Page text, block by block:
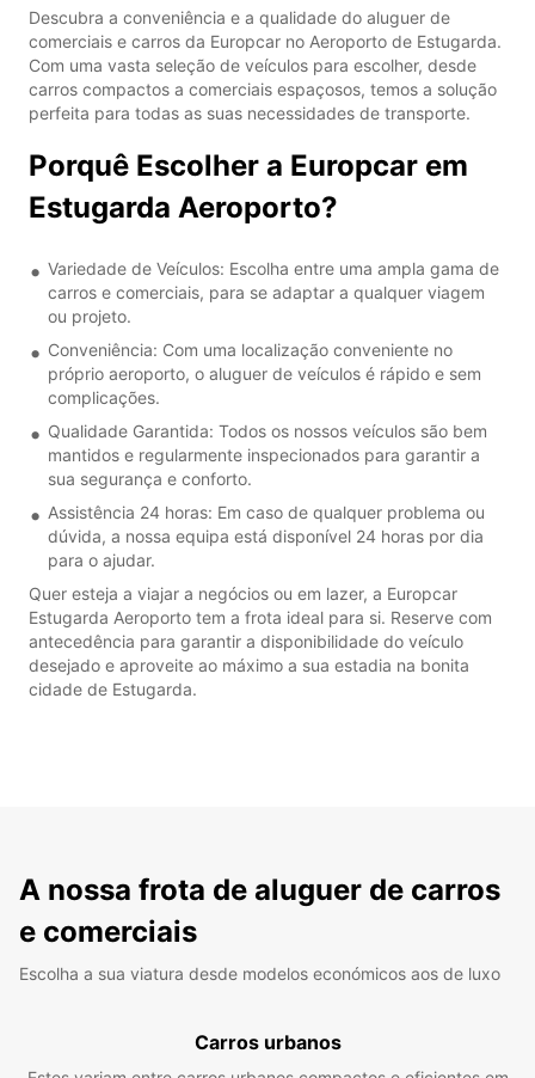
Descubra a conveniência e a qualidade do aluguer de
comerciais e carros da Europcar no Aeroporto de Estugarda.
Com uma vasta seleção de veículos para escolher, desde
carros compactos a comerciais espaçosos, temos a solução
perfeita para todas as suas necessidades de transporte.
Porquê Escolher a Europcar em
Estugarda Aeroporto?
Variedade de Veículos: Escolha entre uma ampla gama de
carros e comerciais, para se adaptar a qualquer viagem
ou projeto.
Conveniência: Com uma localização conveniente no
próprio aeroporto, o aluguer de veículos é rápido e sem
complicações.
Qualidade Garantida: Todos os nossos veículos são bem
mantidos e regularmente inspecionados para garantir a
sua segurança e conforto.
Assistência 24 horas: Em caso de qualquer problema ou
dúvida, a nossa equipa está disponível 24 horas por dia
para o ajudar.
Quer esteja a viajar a negócios ou em lazer, a Europcar
Estugarda Aeroporto tem a frota ideal para si. Reserve com
antecedência para garantir a disponibilidade do veículo
desejado e aproveite ao máximo a sua estadia na bonita
cidade de Estugarda.
A nossa frota de aluguer de carros
e comerciais
Escolha a sua viatura desde modelos económicos aos de luxo
Carros urbanos